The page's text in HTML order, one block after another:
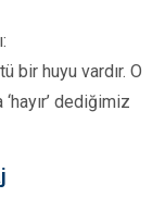
bir huyu vardır. O
dediğimiz